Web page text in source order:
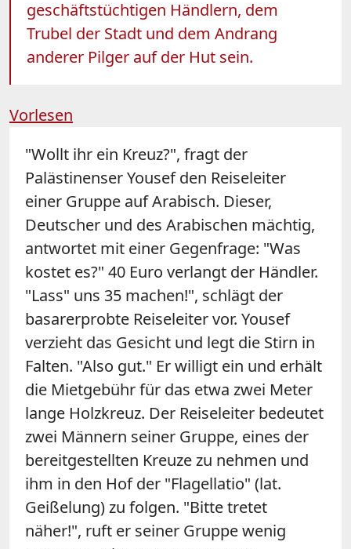
geschäftstüchtigen Händlern, dem
Trubel der Stadt und dem Andrang
anderer Pilger auf der Hut sein.
Vorlesen
"Wollt ihr ein Kreuz?", fragt der
Palästinenser Yousef den Reiseleiter
einer Gruppe auf Arabisch. Dieser,
Deutscher und des Arabischen mächtig,
antwortet mit einer Gegenfrage: "Was
kostet es?" 40 Euro verlangt der Händler.
"Lass" uns 35 machen!", schlägt der
basarerprobte Reiseleiter vor. Yousef
verzieht das Gesicht und legt die Stirn in
Falten. "Also gut." Er willigt ein und erhält
die Mietgebühr für das etwa zwei Meter
lange Holzkreuz. Der Reiseleiter bedeutet
zwei Männern seiner Gruppe, eines der
bereitgestellten Kreuze zu nehmen und
ihm in den Hof der "Flagellatio" (lat.
Geißelung) zu folgen. "Bitte tretet
näher!", ruft er seiner Gruppe wenig